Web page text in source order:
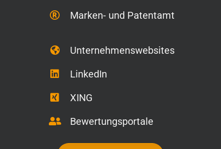
Marken- und Patentamt
Unternehmenswebsites
LinkedIn
XING
Bewertungsportale